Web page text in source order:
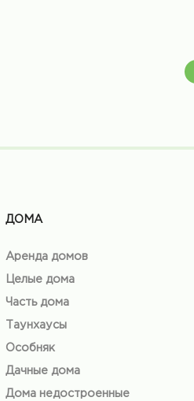
ДОМА
Аренда домов
Целые дома
Часть дома
Таунхаусы
Особняк
Дачные дома
Дома недостроенные